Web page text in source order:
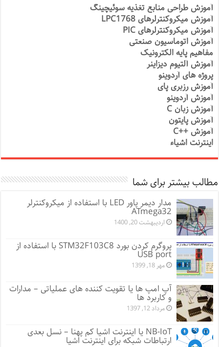
آموزش طراحی منابع تغذیه سوئیچینگ
آموزش میکروکنترلرهای LPC1768
آموزش میکروکنترلرهای PIC
آموزش اتوماسیون صنعتی
مفاهیم پایه الکترونیک
آموزش آلتیوم دیزاینر
پروژه های آردوینو
آموزش رزبری پای
آموزش آردوینو
آموزش زبان C
آموزش پایتون
آموزش ++C
اینترنت اشیاء
مطالب بیشتر برای شما
مدار دیمر پاور LED با استفاده از میکروکنترلر
ATmega32
اردیبهشت 20, 1400
پروگرم کردن بورد STM32F103C8 با استفاده از
USB port
مهر 18, 1399
آپ امپ ها یا تقویت کننده های عملیاتی – مدارات
و کاربرد ها
مرداد 12, 1397
NB-IoT یا اینترنت اشیا کم پهنا – نسل بعدی
ارتباطات شبکه برای اینترنت اشیا